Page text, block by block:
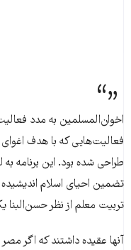
اخوان‌المسلمین به مدد
فعالیت‌هایی که با هدف
طراحی شده بود. این برنامه
تضمین احیای اسلام
تربیت معلم از نظر حسن‌البنا
آنها عقیده داشتند که اگر